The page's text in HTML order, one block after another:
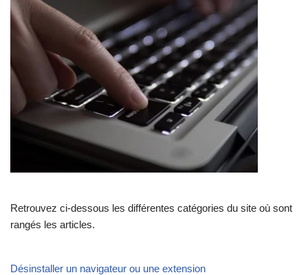
Retrouvez ci-dessous les différentes catégories du site où sont
rangés les articles.
Désinstaller un navigateur ou une extension